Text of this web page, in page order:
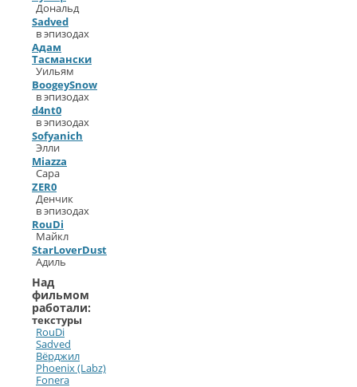
Дональд
Sadved
в эпизодах
Адам
Тасмански
Уильям
BoogeySnow
в эпизодах
d4nt0
в эпизодах
Sofyanich
Элли
Miazza
Сара
ZER0
Денчик
в эпизодах
RouDi
Майкл
StarLoverDust
Адиль
Над
фильмом
работали:
текстуры
RouDi
Sadved
Вёрджил
Phoenix (Labz)
Fonera